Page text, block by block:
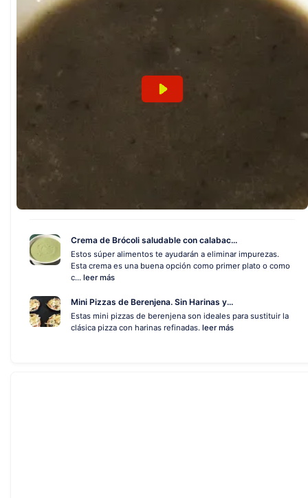
Crema de Brócoli saludable con calabac...
Estos súper alimentos te ayudarán a eliminar impurezas.
Esta crema es una buena opción como primer plato o como
c... leer más
Mini Pizzas de Berenjena. Sin Harinas y...
Estas mini pizzas de berenjena son ideales para sustituir la
clásica pizza con harinas refinadas. leer más